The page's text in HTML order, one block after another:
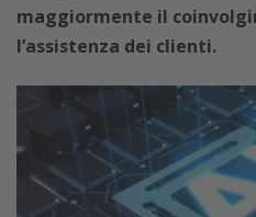
maggiormente il
l’assistenza dei clienti.